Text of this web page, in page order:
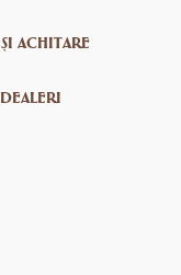
achitare